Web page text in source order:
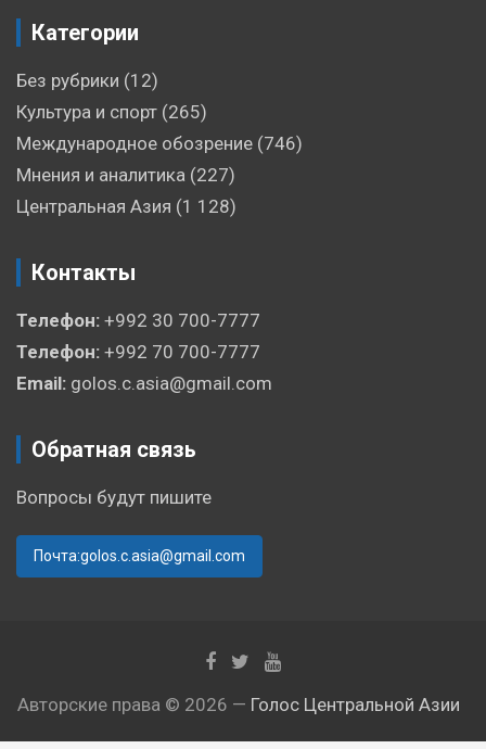
Категории
Без рубрики (12)
Культура и спорт (265)
Международное обозрение (746)
Мнения и аналитика (227)
Центральная Азия (1 128)
Контакты
Телефон: +992 30 700-7777
Телефон: +992 70 700-7777
Email: golos.c.asia@gmail.com
Обратная связь
Вопросы будут пишите
Почта:golos.c.asia@gmail.com
Авторские права © 2026 — Голос Центральной Азии